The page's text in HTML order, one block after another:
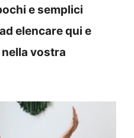
e semplici
elencare qui e
vostra